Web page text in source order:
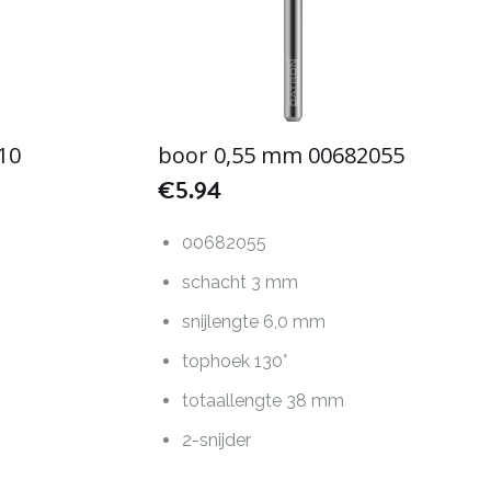
boor 0,55 mm 00682055
€5.94
00682055
schacht 3 mm
snijlengte 6,0 mm
tophoek 130°
totaallengte 38 mm
2-snijder